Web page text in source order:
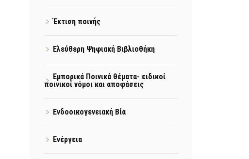
Έκτιση ποινής
Ελεύθερη Ψηφιακή Βιβλιοθήκη
Εμπορικά Ποινικά θέματα- ειδικοί
ποινικοί νόμοι και αποφάσεις
Ενδοοικογενειακή Βία
Ενέργεια